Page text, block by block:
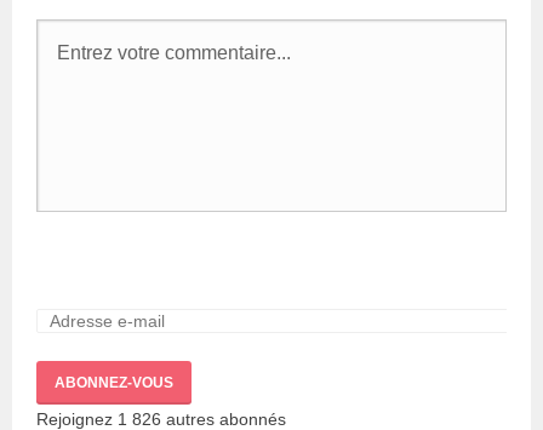
ABONNEZ-VOUS
Rejoignez 1 826 autres abonnés